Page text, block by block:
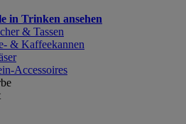
in Trinken ansehen
& Tassen
& Kaffeekannen
Accessoires